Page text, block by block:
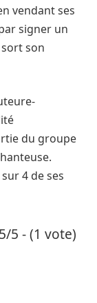
vendant ses
signer un
son
du groupe
4 de ses
5/5 - (1 vote)